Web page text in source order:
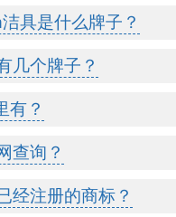
具是什么牌子？
几个牌子？
有？
查询？
经注册的商标？